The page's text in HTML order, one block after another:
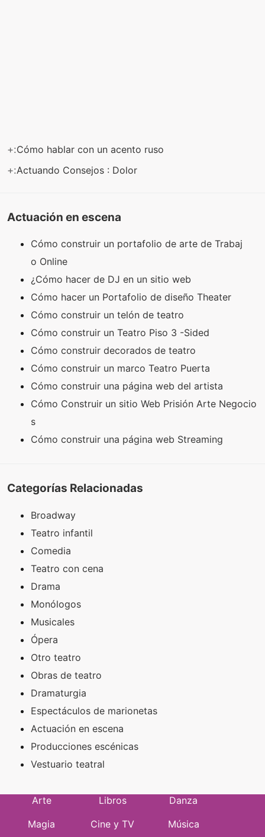
+:Cómo hablar con un acento ruso
+:Actuando Consejos : Dolor
Actuación en escena
Cómo construir un portafolio de arte de Trabaj
o Online
¿Cómo hacer de DJ en un sitio web
Cómo hacer un Portafolio de diseño Theater
Cómo construir un telón de teatro
Cómo construir un Teatro Piso 3 -Sided
Cómo construir decorados de teatro
Cómo construir un marco Teatro Puerta
Cómo construir una página web del artista
Cómo Construir un sitio Web Prisión Arte Negocio
s
Cómo construir una página web Streaming
Categorías Relacionadas
Broadway
Teatro infantil
Comedia
Teatro con cena
Drama
Monólogos
Musicales
Ópera
Otro teatro
Obras de teatro
Dramaturgia
Espectáculos de marionetas
Actuación en escena
Producciones escénicas
Vestuario teatral
Arte Libros
Danza
Magia
Cine y TV Música